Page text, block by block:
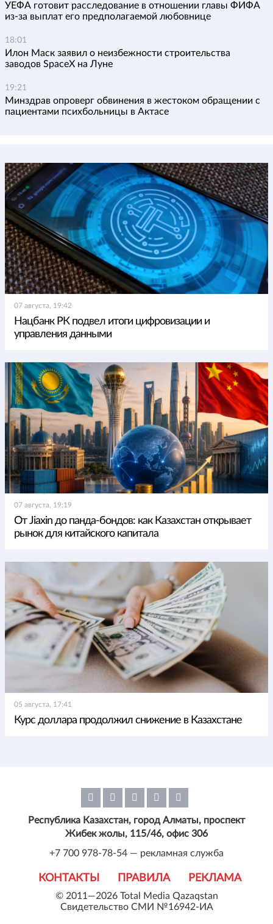
УЕФА готовит расследование в отношении главы ФИФА
из-за выплат его предполагаемой любовнице
18:01
Илон Маск заявил о неизбежности строительства
заводов SpaceX на Луне
19:21
Минздрав опроверг обвинения в жестоком обращении с
пациентами психбольницы в Актасе
07 августа, 19:42
Нацбанк РК подвел итоги цифровизации и
управления данными
07 августа, 19:19
От Jiaxin до панда-бондов: как Казахстан открывает
рынок для китайского капитала
05 августа, 17:41
Курс доллара продолжил снижение в Казахстане
© 2011—2026 Total Media Qazaqstan
Свидетельство СМИ №16942-ИА
КОНТАКТЫ ПРАВИЛА РЕКЛАМА
Республика Казахстан, город Алматы, проспект
Жибек жолы, 115/46, офис 306
+7 700 978-78-54 — рекламная служба